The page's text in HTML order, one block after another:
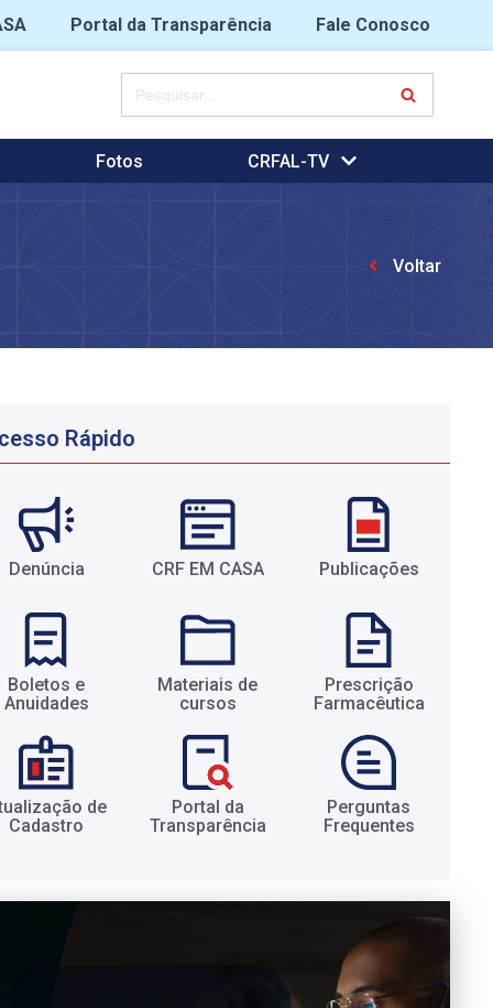
Portal da Transparência
Fale Conosco
Fotos CRFAL-TV
Voltar
Rápido
Denúncia CRF EM CASA Publicações
Boletos e
Anuidades​
Materiais de
cursos​
Prescrição
Farmacêutica​
de
Cadastro​
Portal da
Transparência​
Perguntas
Frequentes​